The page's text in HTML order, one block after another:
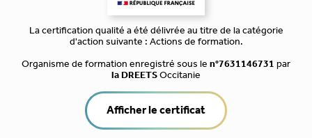
La certification qualité a été délivrée au titre de la catégorie
d'action suivante : Actions de formation.
Organisme de formation enregistré sous len°7631146731par
la DREETSOccitanie
Afficher le certificat